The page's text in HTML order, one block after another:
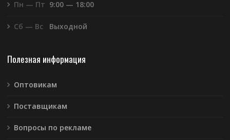
Пн — Пт 9:00 — 18:00
Сб — Вс Выходной
Полезная информация
Оптовикам
Поставщикам
Вопросы по рекламе